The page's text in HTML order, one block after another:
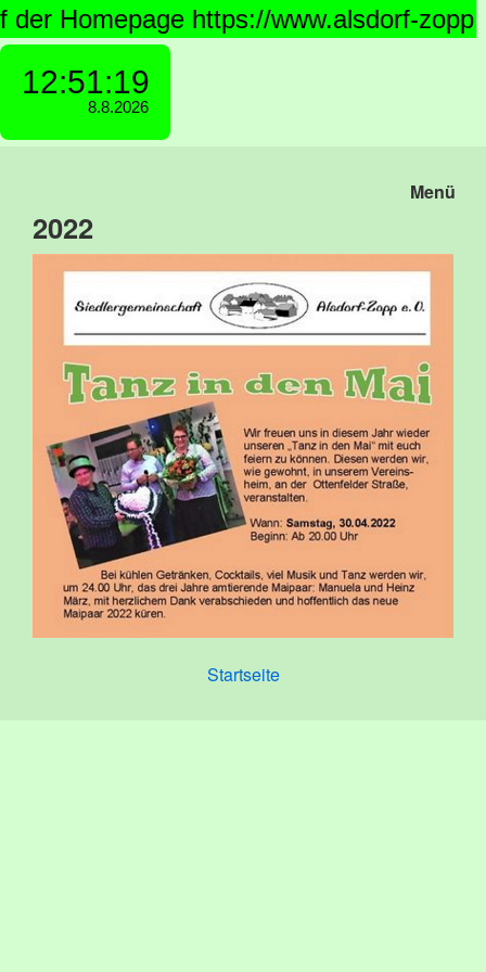
Homepage https://www.alsdorf-
Menü
2022
Startseite